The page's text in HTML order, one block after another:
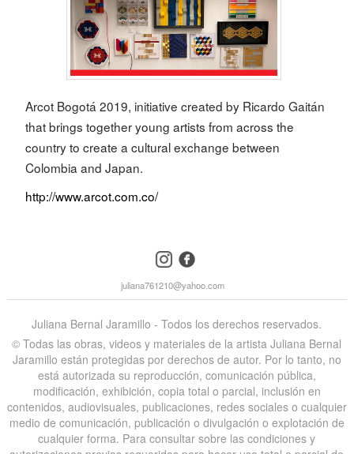
Arcot Bogotá 2019, initiative created by Ricardo Gaitán
that brings together young artists from across the
country to create a cultural exchange between
Colombia and Japan.
http://www.arcot.com.co/
instagramfacebook
juliana761210@yahoo.com
Juliana Bernal Jaramillo - Todos los derechos reservados.
©️ Todas las obras, videos y materiales de la artista Juliana Bernal
Jaramillo están protegidas por derechos de autor. Por lo tanto, no
está autorizada su reproducción, comunicación pública,
modificación, exhibición, copia total o parcial, inclusión en
contenidos, audiovisuales, publicaciones, redes sociales o cualquier
medio de comunicación, publicación o divulgación o explotación de
cualquier forma. Para consultar sobre las condiciones y